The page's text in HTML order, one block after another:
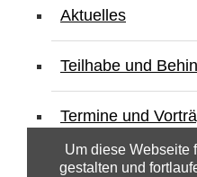
Aktuelles
Teilhabe und
Termine und
Um diese Webseite
gestalten und